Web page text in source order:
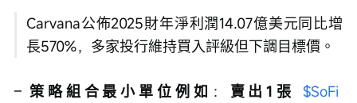
Carvana公佈2025財年淨利潤14.07億美元同比增
長570%，多家投行維持買入評級但下調目標價。
– 策略組合最小單位例如 ： 賣出1張 $SoFi